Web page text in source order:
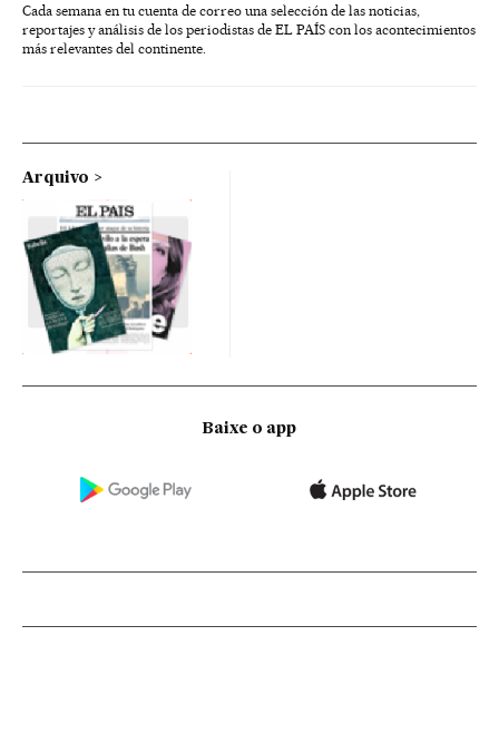
Cada semana en tu cuenta de correo una selección de las noticias,
reportajes y análisis de los periodistas de EL PAÍS con los acontecimientos
más relevantes del continente.
Arquivo
Baixe o app